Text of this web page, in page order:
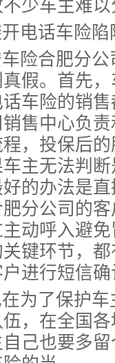
少车主难以
电话车险陷
险合肥分
假。首先
车险的销
售中心负
，投保后
主无法判
的办法是
分公司的
动呼入避
键环节，
进行短信确
为了保护
，在全国
己也要多